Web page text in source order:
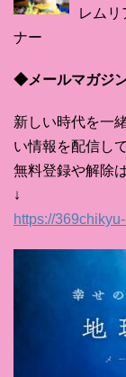
レム
ナー
◆メールマガジン
新しい時代を一
い情報を配信し
無料登録や解除
↓
https://